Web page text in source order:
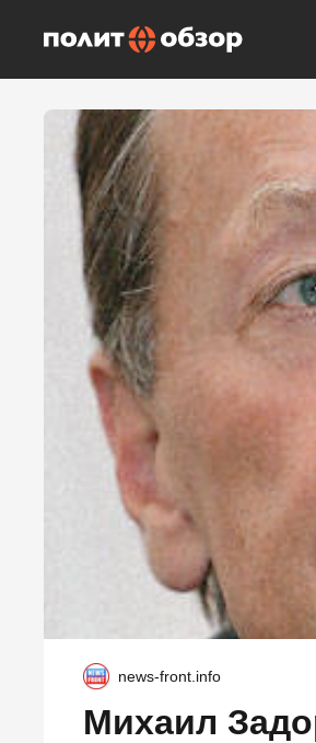
news-front.info
Михаил